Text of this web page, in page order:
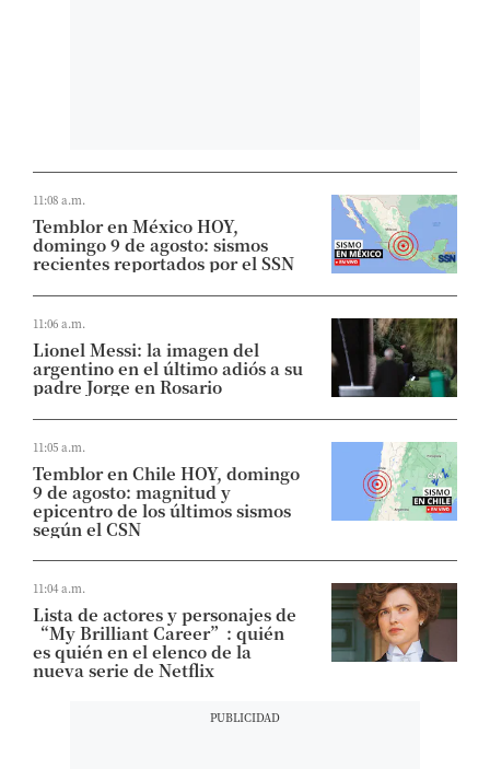
11:08 a.m.
Temblor en México HOY,
domingo 9 de agosto: sismos
recientes reportados por el SSN
11:06 a.m.
Lionel Messi: la imagen del
argentino en el último adiós a su
padre Jorge en Rosario
11:05 a.m.
Temblor en Chile HOY, domingo
9 de agosto: magnitud y
epicentro de los últimos sismos
según el CSN
11:04 a.m.
Lista de actores y personajes de
“My Brilliant Career”: quién
es quién en el elenco de la
nueva serie de Netflix